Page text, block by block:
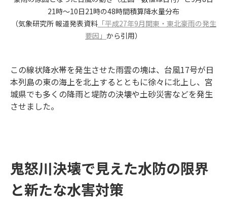
21時～10日21時の48時間積算降水量分布
（気象研究所 報道発表資料「平成27年9月関東・東北豪雨の発生
要因」 から引用）
この線状降水帯を発生させた雨雲の塊は、台風17号が日
本列島の東の海上を北上するとともに徐々に北上し、宮
城県でも多くの降雨と堤防の決壊や土砂災害などを発生
させました。
鬼怒川決壊で見えた水防の限界
と新たな水害対策